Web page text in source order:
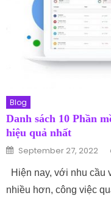
Blog
Danh sách 10 Phần
hiệu quả nhất
Posted on
September 27, 2022
Hiện nay, với nhu cầu
nhiều hơn, công việc